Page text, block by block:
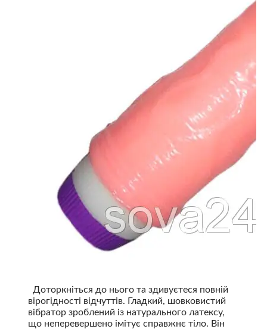
Доторкніться до нього та здивуєтеся повній
вірогідності відчуттів. Гладкий, шовковистий
вібратор зроблений із натурального латексу,
що неперевершено імітує справжнє тіло. Він